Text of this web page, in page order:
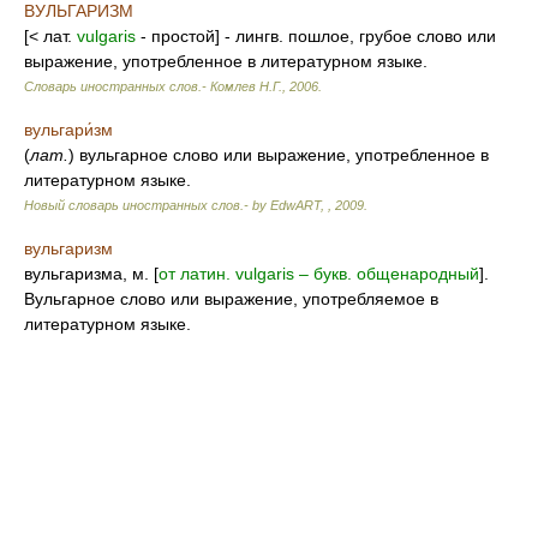
ВУЛЬГАРИЗМ
[< лат. vulgaris - простой] - лингв. пошлое, грубое слово или
выражение, употребленное в литературном языке.
Словарь иностранных слов.- Комлев Н.Г. 2006
вульгари́зм
(лат. ) вульгарное слово или выражение, употребленное в
литературном языке.
Новый словарь иностранных слов.- by EdwART, 2009
вульгаризм
вульгаризма, м. [от латин. vulgaris – букв. общенародный].
Вульгарное слово или выражение, употребляемое в
литературном языке.